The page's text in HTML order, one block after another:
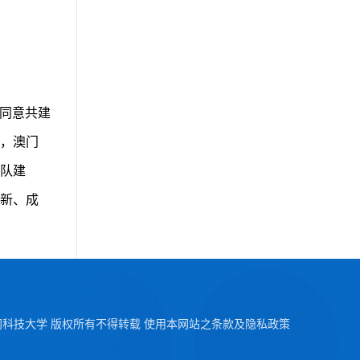
意共建
澳门
建
、成
技大学 版权所有不得转载 使用本网站之条款及隐私政策